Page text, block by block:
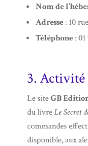
Nom de
Adresse: 10
Téléphone:01
3. Activité
Le siteGB
du livreLe Secret
commandes
disponible, aux